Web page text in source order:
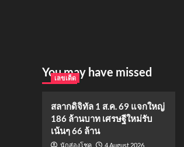
You may have missed
เลขเด็ด
สลากดิจิทัล 1 ส.ค. 69 แจกใหญ่
186 ล้านบาท เศรษฐีใหม่รับ
เน้นๆ 66 ล้าน
นักส่องโชค 4 August 2026